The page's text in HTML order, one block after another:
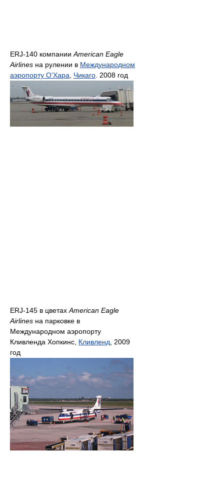
ERJ-140 компанииAmerican Eagle
Airlines на рулении в Международном
аэропорту О’Хара, Чикаго. 2008 год
ERJ-145 в цветах American Eagle
Airlines на парковке в
Международном аэропорту
Кливленда Хопкинс, Кливленд , 2009
год